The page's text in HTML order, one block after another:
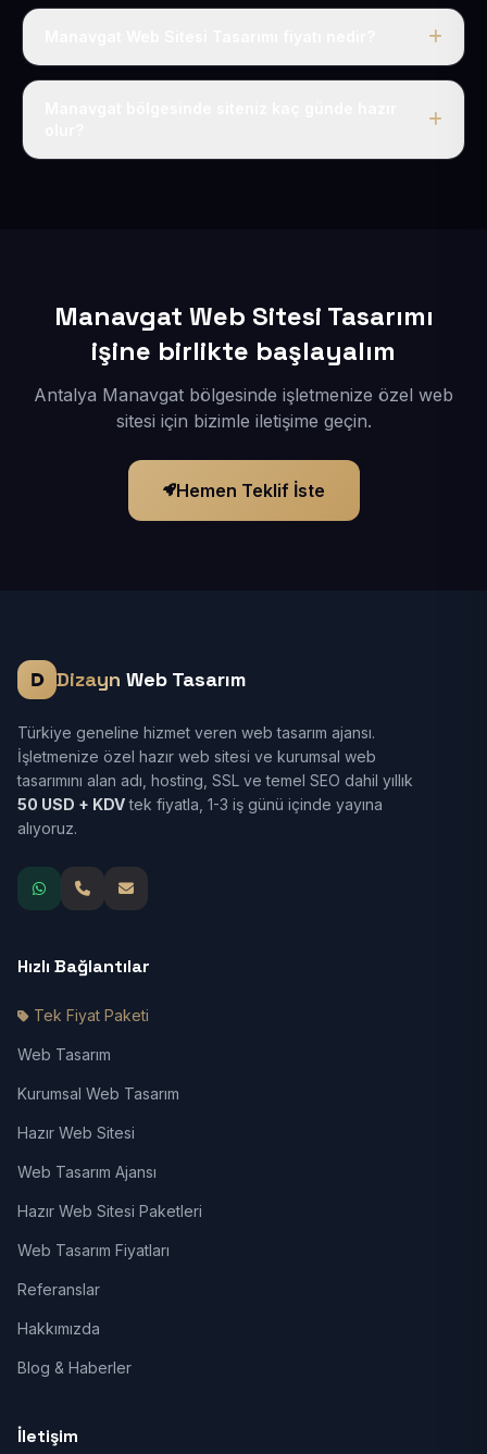
Tek fiyat uygulanır: yıllık 50 USD + KDV. Bu bedele alan
Manavgat Web Sitesi Tasarımı
işine birlikte başlayalım
Antalya Manavgat bölgesinde işletmenize özel web
sitesi için bizimle iletişime geçin.
Hemen Teklif İste
Dizayn Web Tasarım
Türkiye geneline hizmet veren web tasarım ajansı.
İşletmenize özel hazır web sitesi ve kurumsal web
tasarımını alan adı, hosting, SSL ve temel SEO dahil yıllık
50 USD + KDVtek fiyatla, 1-3 iş günü içinde yayına
alıyoruz.
Hızlı Bağlantılar
Tek Fiyat Paketi
Web Tasarım
Kurumsal Web Tasarım
Hazır Web Sitesi
Web Tasarım Ajansı
Hazır Web Sitesi Paketleri
Web Tasarım Fiyatları
Referanslar
Hakkımızda
Blog & Haberler
İletişim